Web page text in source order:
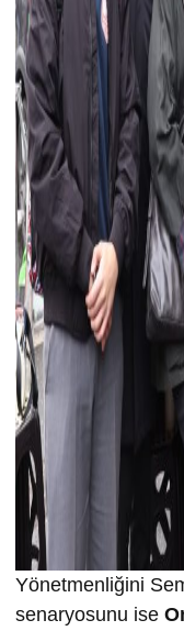
Yönetmenliğini
senaryosunu ise